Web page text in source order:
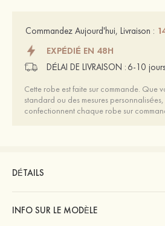
Commandez Aujourd'hui, Livraison :
EXPÉDIÉ EN 48H
DÉLAI DE LIVRAISON : 6-10 jours
Cette robe est faite sur commande. Que
standard ou des mesures
confectionnent chaque robe sur
DÉTAILS
INFO SUR LE MODÈLE